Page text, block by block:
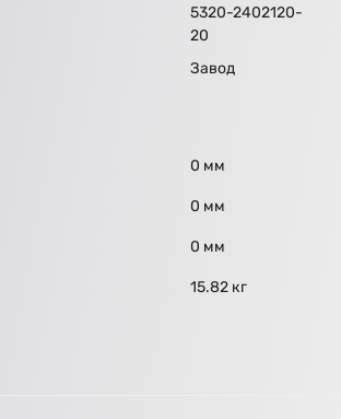
5320-2402120-
20
Завод
0 мм
0 мм
0 мм
15.82 кг